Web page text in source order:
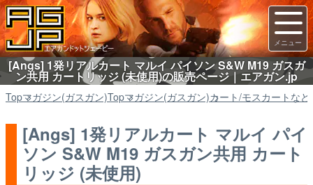
[Angs] 1発リアルカート マルイ パイソン S&W M19 ガスガ
ン共用 カートリッジ (未使用)の販売ページ｜エアガン.jp
Topマガジン(ガスガン)Topマガジン(ガスガン)カート/モスカートなど
[Angs] 1発リアルカート マルイ パイ
ソン S&W M19 ガスガン共用 カート
リッジ (未使用)